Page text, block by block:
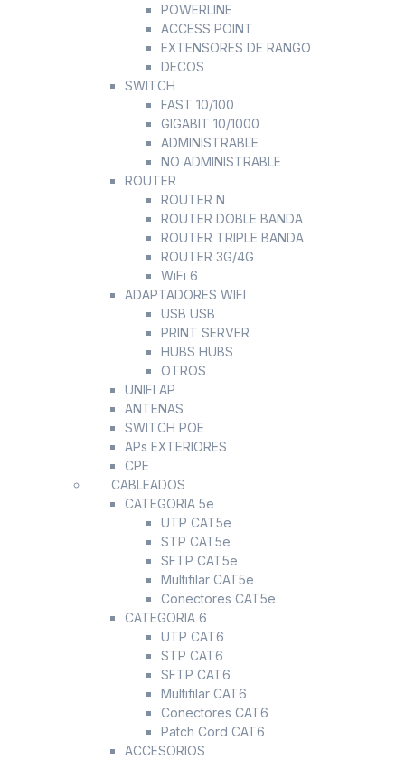
POWERLINE
ACCESS POINT
EXTENSORES DE RANGO
DECOS
SWITCH
FAST 10/100
GIGABIT 10/1000
ADMINISTRABLE
NO ADMINISTRABLE
ROUTER
ROUTER N
ROUTER DOBLE BANDA
ROUTER TRIPLE BANDA
ROUTER 3G/4G
WiFi 6
ADAPTADORES WIFI
USB USB
PRINT SERVER
HUBS HUBS
OTROS
UNIFI AP
ANTENAS
SWITCH POE
APs EXTERIORES
CPE
CABLEADOS
CATEGORIA 5e
UTP CAT5e
STP CAT5e
SFTP CAT5e
Multifilar CAT5e
Conectores CAT5e
CATEGORIA 6
UTP CAT6
STP CAT6
SFTP CAT6
Multifilar CAT6
Conectores CAT6
Patch Cord CAT6
ACCESORIOS